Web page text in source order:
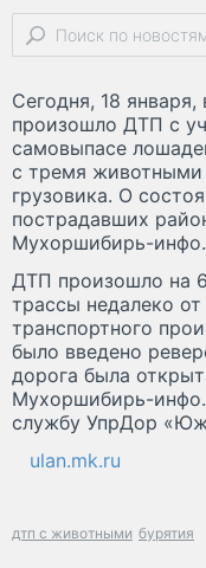
Сегодня, 18
произошло ДТП с
самовыпасе
с тремя животными
грузовика. О
пострадавших
Мухоршибирь-
ДТП произошло на
трассы недалеко
транспортного
было введено
дорога была
Мухоршибирь-
службу УпрДор
ulan.mk.ru
дтп с животными бурятия